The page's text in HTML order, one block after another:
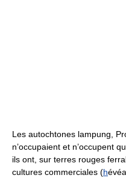
Les autochtones lampung,
n’occupaient et n’occupent
ils ont, sur terres rouges
cultures commerciales (h